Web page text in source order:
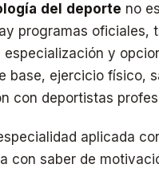
del deporte no
programas oficiales,
y
base, ejercicio físico,
con deportistas
aplicada
con saber de